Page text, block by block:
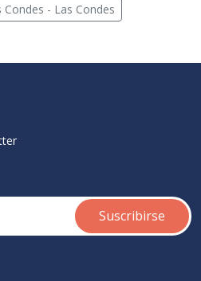
- Las Condes